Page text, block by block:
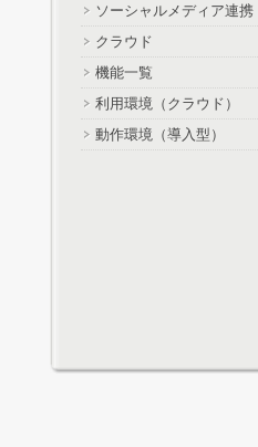
ソーシャルメディア連携
クラウド
機能一覧
利用環境（クラウド）
動作環境（導入型）